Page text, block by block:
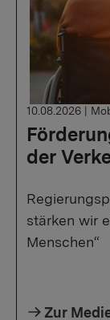
der
10.08.2026 |
stärken wir
Menschen“
Zur